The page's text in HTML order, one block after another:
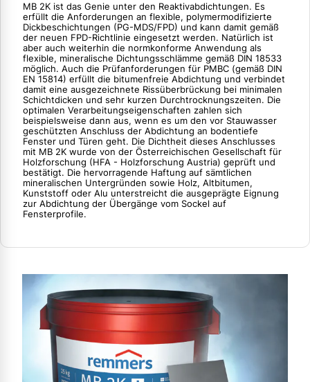
MB 2K ist das Genie unter den Reaktivabdichtungen. Es
erfüllt die Anforderungen an flexible, polymermodifizierte
Dickbeschichtungen (PG-MDS/FPD) und kann damit gemäß
der neuen FPD-Richtlinie eingesetzt werden. Natürlich ist
aber auch weiterhin die normkonforme Anwendung als
flexible, mineralische Dichtungsschlämme gemäß DIN 18533
möglich. Auch die Prüfanforderungen für PMBC (gemäß DIN
EN 15814) erfüllt die bitumenfreie Abdichtung und verbindet
damit eine ausgezeichnete Rissüberbrückung bei minimalen
Schichtdicken und sehr kurzen Durchtrocknungszeiten. Die
optimalen Verarbeitungseigenschaften zahlen sich
beispielsweise dann aus, wenn es um den vor Stauwasser
geschützten Anschluss der Abdichtung an bodentiefe
Fenster und Türen geht. Die Dichtheit dieses Anschlusses
mit MB 2K wurde von der Österreichischen Gesellschaft für
Holzforschung (HFA - Holzforschung Austria) geprüft und
bestätigt. Die hervorragende Haftung auf sämtlichen
mineralischen Untergründen sowie Holz, Altbitumen,
Kunststoff oder Alu unterstreicht die ausgeprägte Eignung
zur Abdichtung der Übergänge vom Sockel auf
Fensterprofile.